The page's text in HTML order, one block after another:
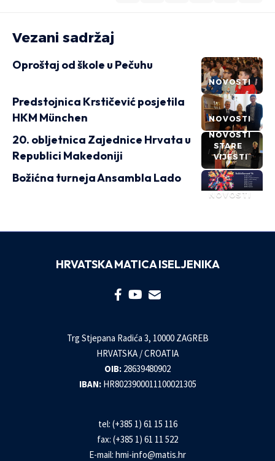
Vezani sadržaj
NOVOSTI
Oproštaj od škole u Pečuhu
NOVOSTI
Predstojnica Krstičević posjetila
HKM München
NOVOSTI
STARE
VIJESTI
20. obljetnica Zajednice Hrvata u
Republici Makedoniji
NOVOSTI
Božićna turneja Ansambla Lado
HRVATSKA MATICA ISELJENIKA
Trg Stjepana Radića 3, 10000 ZAGREB
HRVATSKA / CROATIA
OIB: 28639480902
IBAN: HR8023900011100021305
tel: (+385 1) 61 15 116
fax: (+385 1) 61 11 522
E-mail: hmi-info@matis.hr